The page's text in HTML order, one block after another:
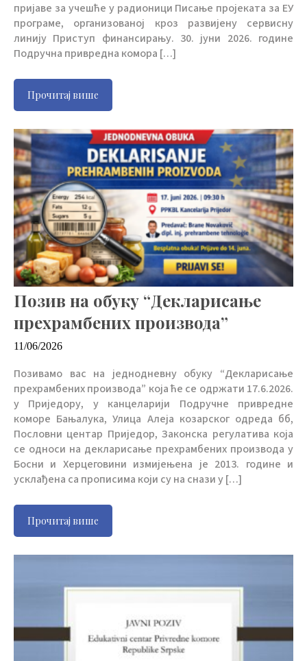
пријаве за учешће у радионици Писање пројеката за ЕУ
програме, организованој кроз развијену сервисну
линију Приступ финансирању. 30. jуни 2026. године
Подручна привредна комора […]
Прочитај више
Позив на обуку “Декларисање
прехрамбених производа”
11/06/2026
Позивамо вас на једнодневну обуку “Декларисање
прехрамбених производа” која ће се одржати 17.6.2026.
у Приједору, у канцеларији Подручне привредне
коморе Бањалука, Улица Алеја козарског одреда бб,
Пословни центар Приједор, Законска регулатива која
се односи на декларисање прехрамбених производа у
Босни и Херцеговини измијењена је 2013. године и
усклађена са прописима који су на снази у […]
Прочитај више